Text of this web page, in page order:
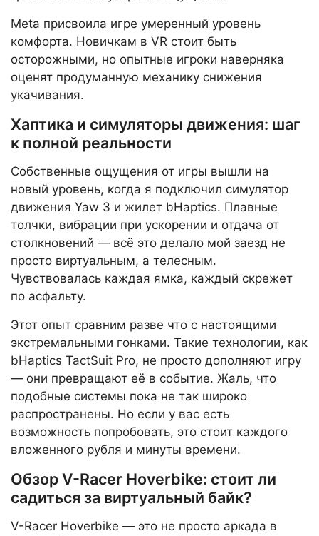
Meta присвоила игре умеренный уровень
комфорта. Новичкам в VR стоит быть
осторожными, но опытные игроки наверняка
оценят продуманную механику снижения
укачивания.
Хаптика и симуляторы движения: шаг
к полной реальности
Собственные ощущения от игры вышли на
новый уровень, когда я подключил симулятор
движения Yaw 3 и жилет bHaptics. Плавные
толчки, вибрации при ускорении и отдача от
столкновений — всё это делало мой заезд не
просто виртуальным, а телесным.
Чувствовалась каждая ямка, каждый скрежет
по асфальту.
Этот опыт сравним разве что с настоящими
экстремальными гонками. Такие технологии, как
bHaptics TactSuit Pro, не просто дополняют игру
— они превращают её в событие. Жаль, что
подобные системы пока не так широко
распространены. Но если у вас есть
возможность попробовать, это стоит каждого
вложенного рубля и минуты времени.
Обзор V-Racer Hoverbike: стоит ли
садиться за виртуальный байк?
V-Racer Hoverbike — это не просто аркада в